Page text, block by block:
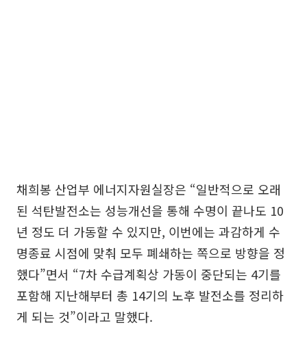
채희봉 산업부 에너지자원실장은 “일반적으로 오래
된 석탄발전소는 성능개선을 통해 수명이 끝나도 10
년 정도 더 가동할 수 있지만, 이번에는 과감하게 수
명종료 시점에 맞춰 모두 폐쇄하는 쪽으로 방향을 정
했다”면서 “7차 수급계획상 가동이 중단되는 4기를
포함해 지난해부터 총 14기의 노후 발전소를 정리하
게 되는 것”이라고 말했다.